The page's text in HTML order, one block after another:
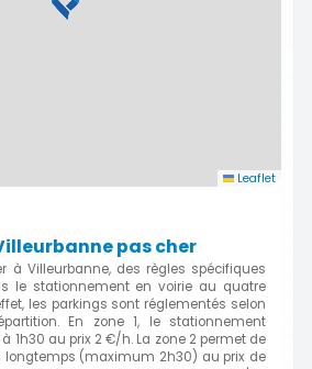
Leaflet
pas cher
à Villeurbanne, des règles spécifiques
le stationnement en voirie au quatre
les parkings sont réglementés selon
En zone 1, le stationnement
1h30 au prix 2 €/h. La zone 2 permet de
longtemps (maximum 2h30) au prix de